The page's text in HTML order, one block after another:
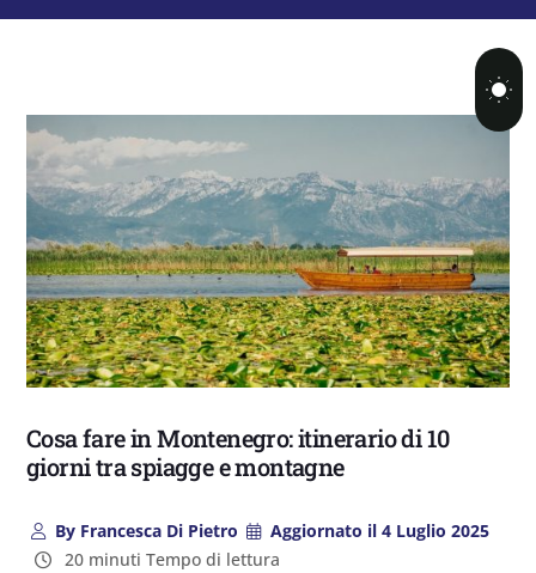
Cosa fare in Montenegro: itinerario di 10
giorni tra spiagge e montagne
ByFrancesca Di Pietro Aggiornato il 4 Luglio 2025
20 minuti Tempo di lettura